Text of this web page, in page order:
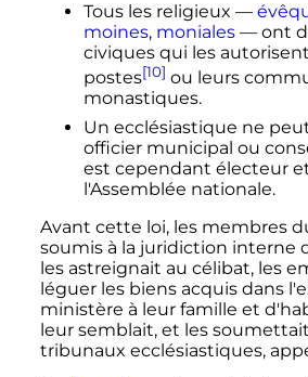
Tous les religieux —
moines, moniales —ont
civiques qui les
postes[10] ou leurs
monastiques.
Un ecclésiastique ne
officier municipal ou
est cependant électeur
l'Assemblée nationale.
Avant cette loi, les membres
soumis à la juridiction interne
les astreignait au célibat, les
léguer les biens acquis dans
ministère à leur famille et
leur semblait, et les
tribunaux ecclésiastiques,